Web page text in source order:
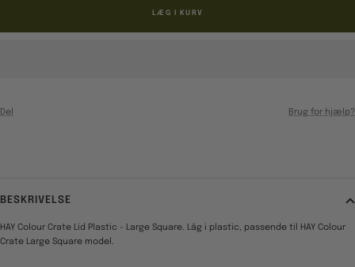
LÆG I KURV
Del Brug for hjælp?
BESKRIVELSE
HAY Colour Crate Lid Plastic - Large Square. Låg i plastic, passende til HAY Colour
Crate Large Square model.